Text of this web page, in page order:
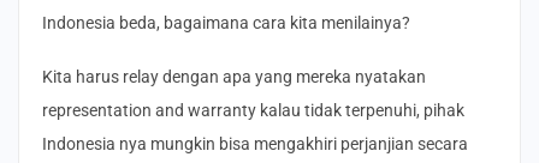
Indonesia beda, bagaimana cara kita menilainya?
Kita harus relay dengan apa yang mereka nyatakan
representation and warranty kalau tidak terpenuhi, pihak
Indonesia nya mungkin bisa mengakhiri perjanjian secara